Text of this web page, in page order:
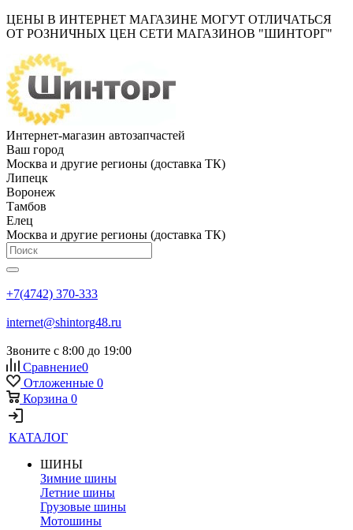
ЦЕНЫ В ИНТЕРНЕТ МАГАЗИНЕ МОГУТ ОТЛИЧАТЬСЯ
ОТ РОЗНИЧНЫХ ЦЕН СЕТИ МАГАЗИНОВ "ШИНТОРГ"
Интернет-магазин автозапчастей
Ваш город
Москва и другие регионы (доставка ТК)
Липецк
Воронеж
Тамбов
Елец
Москва и другие регионы (доставка ТК)
+7(4742) 370-333
internet@shintorg48.ru
Звоните с 8:00 до 19:00
Сравнение0
Отложенные 0
Корзина 0
КАТАЛОГ
ШИНЫ
Зимние шины
Летние шины
Грузовые шины
Мотошины